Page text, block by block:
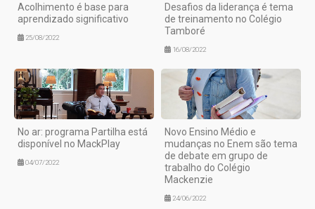
Acolhimento é base para
aprendizado significativo
25/08/2022
Desafios da liderança é tema
de treinamento no Colégio
Tamboré
16/08/2022
No ar: programa Partilha está
disponível no MackPlay
04/07/2022
Novo Ensino Médio e
mudanças no Enem são tema
de debate em grupo de
trabalho do Colégio
Mackenzie
24/06/2022